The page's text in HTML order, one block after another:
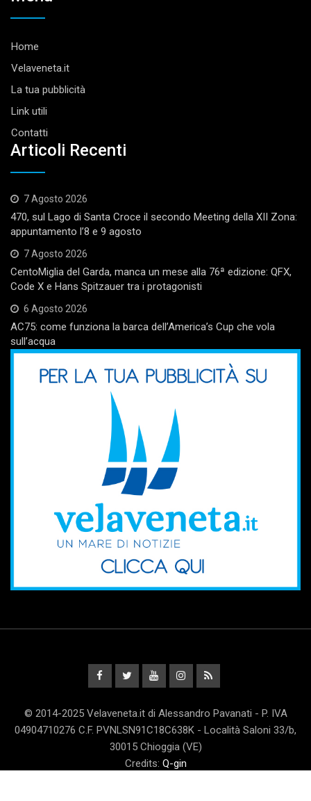
Home
Velaveneta.it
La tua pubblicità
Link utili
Contatti
Articoli Recenti
7 Agosto 2026
470, sul Lago di Santa Croce il secondo Meeting della XII Zona:
appuntamento l’8 e 9 agosto
7 Agosto 2026
CentoMiglia del Garda, manca un mese alla 76ª edizione: QFX,
Code X e Hans Spitzauer tra i protagonisti
6 Agosto 2026
AC75: come funziona la barca dell’America’s Cup che vola
sull’acqua
© 2014-2025 Velaveneta.it di Alessandro Pavanati - P. IVA
04904710276 C.F. PVNLSN91C18C638K - Località Saloni 33/b,
30015 Chioggia (VE)
Credits: Q-gin